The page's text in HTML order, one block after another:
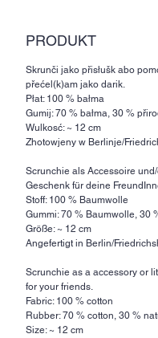
PRODUKT
Skrunči jako přisłušk abo
přećel(k)am jako darik.
Płat: 100 % bałma
Gumij: 70 % bałma, 30 %
Wulkosć: ~ 12 cm
Zhotowjeny w Berlinje/
Scrunchie als Accessoire
Geschenk für deine
Stoff: 100 % Baumwolle
Gummi: 70 % Baumwolle, 30
Größe: ~ 12 cm
Angefertigt in Berlin/
Scrunchie as a accessory or
for your friends.
Fabric: 100 % cotton
Rubber: 70 % cotton, 30 %
Size: ~ 12 cm